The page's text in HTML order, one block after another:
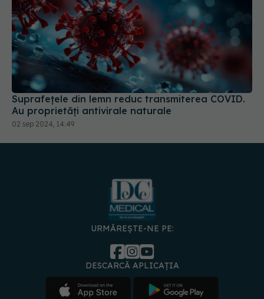
Suprafețele din lemn reduc transmiterea COVID.
Au proprietăți antivirale naturale
02 sep 2024, 14:49
URMĂREȘTE-NE PE:
DESCARCĂ APLICAȚIA